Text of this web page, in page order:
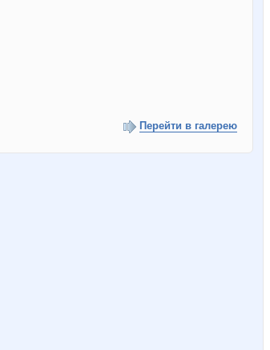
Перейти в галерею